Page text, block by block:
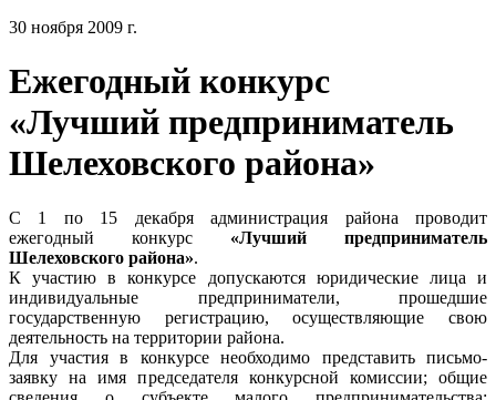
30 ноября 2009 г.
Ежегодный конкурс
«Лучший предприниматель
Шелеховского района»
С 1 по 15 декабря администрация района проводит
ежегодный конкурс «Лучший предприниматель
Шелеховского района».
К участию в конкурсе допускаются юридические лица и
индивидуальные предприниматели, прошедшие
государственную регистрацию, осуществляющие свою
деятельность на территории района.
Для участия в конкурсе необходимо представить письмо-
заявку на имя председателя конкурсной комиссии; общие